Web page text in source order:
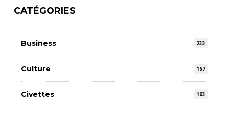
CATÉGORIES
Business 233
Culture 157
Civettes 103